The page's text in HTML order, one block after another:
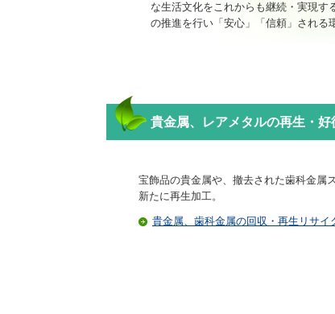
な生活文化をこれからも継続・実現
の推進を行い「安心」「信頼」される
貴金属、レアメタルの再生・
宝飾品の貴金属や、撤去された歯科金属
新たに再生加工。
貴金属、歯科金属の回収・再生リサイ